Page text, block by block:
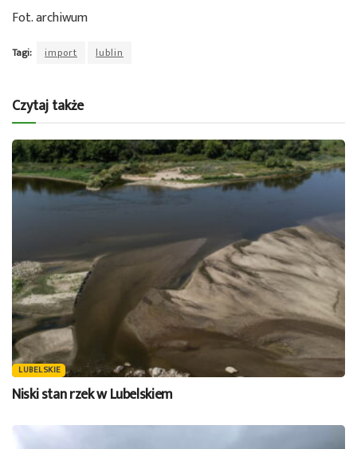
Fot. archiwum
Tagi: import lublin
Czytaj także
LUBELSKIE
Niski stan rzek w Lubelskiem